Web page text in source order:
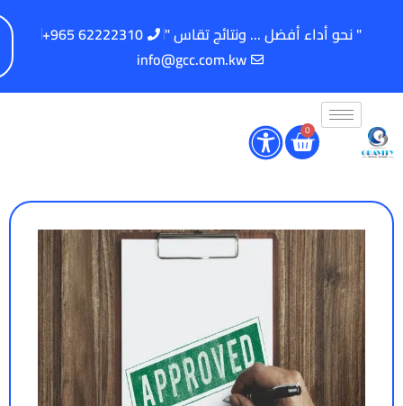
" نحو أداء أفضل ... ونتائج تقاس "
62222310 965+
info@gcc.com.kw
0